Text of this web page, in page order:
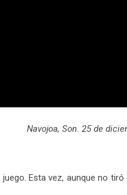
Navojoa, Son. 25 de
Esta vez, aunque no